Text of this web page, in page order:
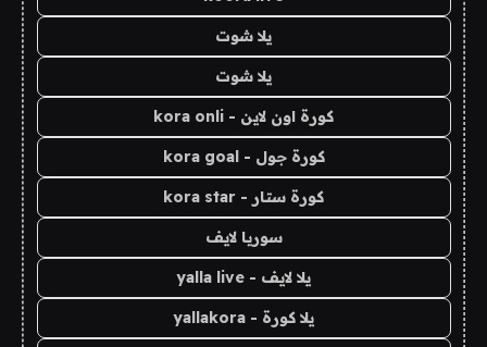
يلا شوت
يلا شوت
كورة اون لاين - kora onli
كورة جول - kora goal
كورة ستار - kora star
سوريا لايف
يلا لايف - yalla live
يلا كورة - yallakora